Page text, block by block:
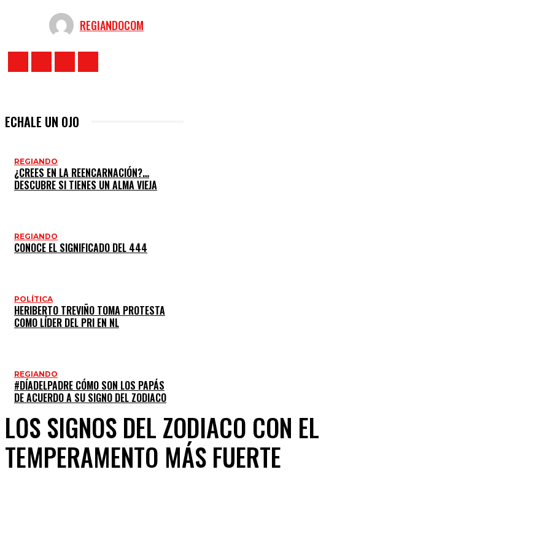
REGIANDOCOM
ECHALE UN OJO
REGIANDO
¿CREES EN LA REENCARNACIÓN?…
DESCUBRE SI TIENES UN ALMA VIEJA
REGIANDO
CONOCE EL SIGNIFICADO DEL 444
POLÍTICA
HERIBERTO TREVIÑO TOMA PROTESTA
COMO LÍDER DEL PRI EN NL
REGIANDO
#DÍADELPADRE CÓMO SON LOS PAPÁS
DE ACUERDO A SU SIGNO DEL ZODIACO
LOS SIGNOS DEL ZODIACO CON EL
TEMPERAMENTO MÁS FUERTE